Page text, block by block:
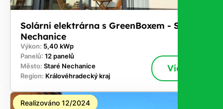
Solární elektrárna s GreenBoxem - Staré
Nechanice
Výkon: 5,40 kWp
Panelů: 12 panelů
Město: Staré Nechanice
Region: Královéhradecký kraj
Více
Realizováno 12/2024